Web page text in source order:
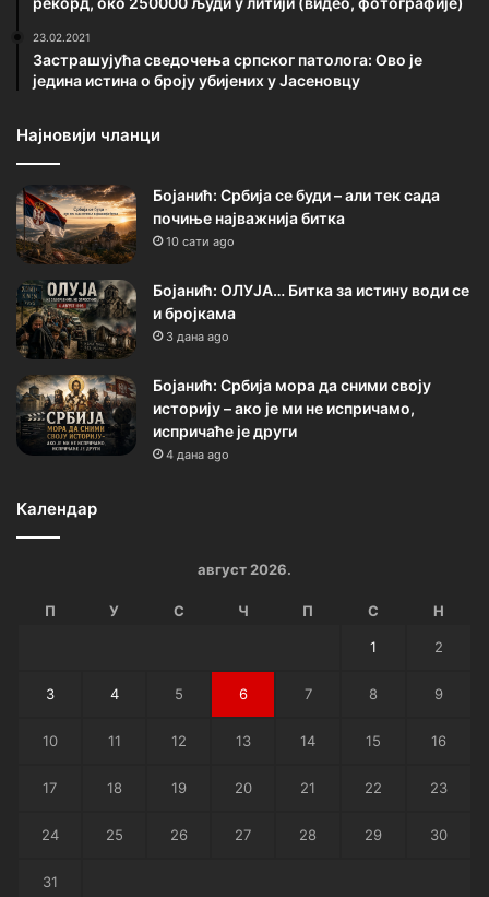
23.02.2021
Застрашујућа сведочења српског патолога: Ово је
једина истина о броју убијених у Јасеновцу
Најновији чланци
Бојанић: Србија се буди – али тек сада
почиње најважнија битка
10 сати ago
Бојанић: ОЛУЈА… Битка за истину води се
и бројкама
3 дана ago
Бојанић: Србија мора да сними своју
историју – ако је ми не испричамо,
испричаће је други
4 дана ago
Календар
август 2026.
П У С Ч П С Н
1 2
3 4 5 6 7 8 9
10 11 12 13 14 15 16
17 18 19 20 21 22 23
24 25 26 27 28 29 30
31